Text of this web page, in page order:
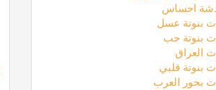
احساس
بنوتة عسل
بنوتة حب
العراق
بنوتة قلبي
بحور العرب